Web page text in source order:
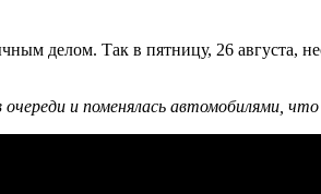
делом. Так в пятницу, 26
и поменялась автомобилями,